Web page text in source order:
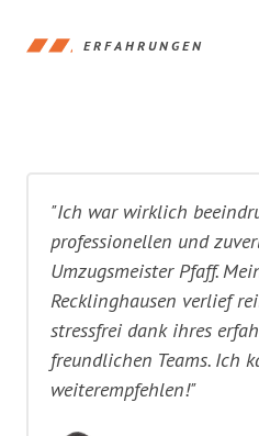
ERFAHRUNGEN
"Ich war wirklich
professionellen und
Umzugsmeister Pfaff.
Recklinghausen verlief
stressfrei dank ihres
freundlichen Teams. Ich
weiterempfehlen!"